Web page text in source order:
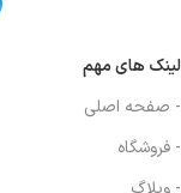
لینک های مهم
- صفحه اصلی
- فروشگاه